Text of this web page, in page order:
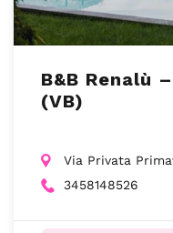
B&B Renalù
(VB)
Via Privata
3458148526